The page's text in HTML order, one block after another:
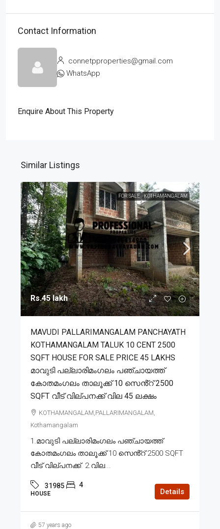
Contact Information
connetpproperties@gmail.com
WhatsApp
Enquire About This Property
Similar Listings
FOR SALE KOTHAMANGALAM
Rs.45 lakh
MAVUDI PALLARIMANGALAM PANCHAYATH
KOTHAMANGALAM TALUK 10 CENT 2500
SQFT HOUSE FOR SALE PRICE 45 LAKHS
മാവുടി പല്ലാരിമംഗലം പഞ്ചായത്ത്
കോതമംഗലം താലൂക്ക് 10 സെൻ്റ് 2500
SQFT വീട് വില്പനക്ക് വില 45 ലക്ഷം
KOTHAMANGALAM,PALLARIMANGALAM,
Kothamangalam
1.മാവുടി പല്ലാരിമംഗലം പഞ്ചായത്ത്
കോതമംഗലം താലൂക്ക് 10 സെൻ്റ് 2500 SQFT
വീട് വില്പനക്ക്. 2.വില...
31985 4
HOUSE Details
57 years ago